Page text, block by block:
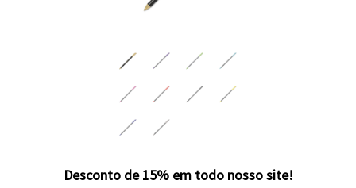
Desconto de 15% em todo nosso site!